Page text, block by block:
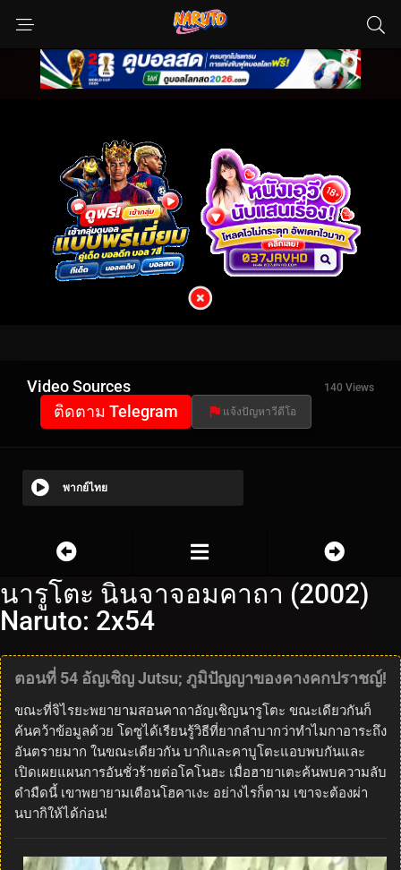
Video Sources 140 Views
ติดตาม Telegram แจ้งปัญหาวีดีโอ
พากย์ไทย
นารูโตะ นินจาจอมคาถา (2002)
Naruto: 2x54
ตอนที่ 54 อัญเชิญ Jutsu; ภูมิปัญญาของคางคกปราชญ์!
ขณะที่จิไรยะพยายามสอนคาถาอัญเชิญนารูโตะ ขณะเดียวกันก็
ค้นคว้าข้อมูลด้วย โดซูได้เรียนรู้วิธีที่ยากลำบากว่าทำไมกาอาระถึง
อันตรายมาก ในขณะเดียวกัน บากิและคาบูโตะแอบพบกันและ
เปิดเผยแผนการอันชั่วร้ายต่อโคโนฮะ เมื่อฮายาเตะค้นพบความลับ
ดำมืดนี้ เขาพยายามเตือนโฮคาเงะ อย่างไรก็ตาม เขาจะต้องผ่า
นบากิให้ได้ก่อน!